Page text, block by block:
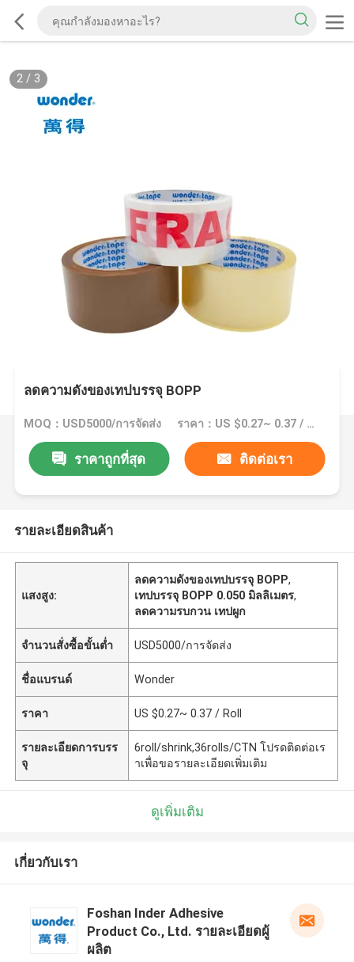
2/ 3
ลดความดังของเทปบรรจุ BOPP
MOQ：USD5000/การจัดส่ง ราคา：US $0.27~ 0.37 / Roll
ราคาถูกที่สุด ติดต่อเรา
รายละเอียดสินค้า
แสงสูง:
ลดความดังของเทปบรรจุ BOPP,
เทปบรรจุ BOPP 0.050 มิลลิเมตร,
ลดความรบกวน เทปผูก
จำนวนสั่งซื้อขั้นต่ำ USD5000/การจัดส่ง
ชื่อแบรนด์ Wonder
ราคา US $0.27~ 0.37 / Roll
รายละเอียดการบรร
จุ
6roll/shrink,36rolls/CTN โปรดติดต่อเร
าเพื่อขอรายละเอียดเพิ่มเติม
ดูเพิ่มเติม
เกี่ยวกับเรา
Foshan Inder Adhesive
Product Co., Ltd. รายละเอียดผู้
ผลิต